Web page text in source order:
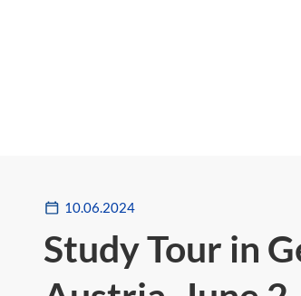
10.06.2024
Study Tour in